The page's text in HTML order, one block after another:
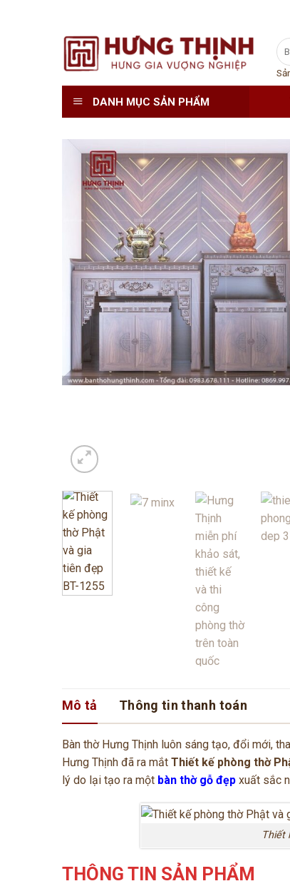
content
Tìm
DANH MỤC SẢN PHẨM
Mô tả Thông tin thanh toán
Bàn thờ Hưng Thịnh luôn sáng tạo, đổi mới,
Hưng Thịnh đã ra mắt Thiết kế phòng thờ
lý do lại tạo ra một bàn thờ gỗ đẹp xuất sắc
Thiết
THÔNG TIN SẢN PHẨM